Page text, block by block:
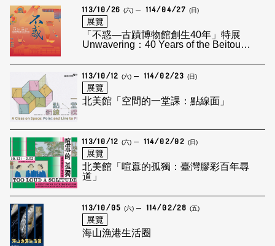
113/10/26 (六) 114/04/27 (日)
展覽
「不惑—古蹟博物館創生40年」特展
Unwavering：40 Years of the Beitou
113/10/12 (六) 114/02/23 (日)
展覽
北美館「空間的一堂課：點線面」
113/10/12 (六) 114/02/02 (日)
展覽
北美館「喧囂的孤獨：臺灣膠彩百年尋
道」
113/10/05 (六) 114/02/28 (五)
展覽
海山漁港生活圈